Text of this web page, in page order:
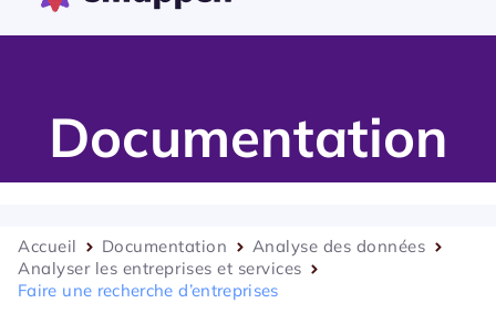
Documentation
Accueil Documentation
Analyse des données
Analyser les entreprises et services
Faire une recherche d’entreprises